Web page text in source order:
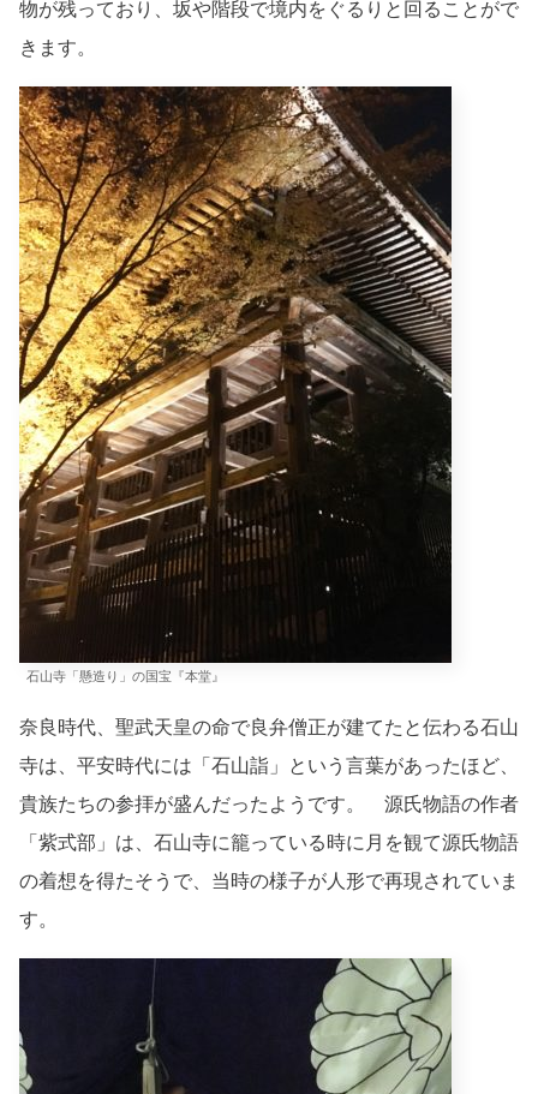
物が残っており、坂や階段で境内をぐるりと回ることがで
きます。
石山寺「懸造り」の国宝『本堂』
奈良時代、聖武天皇の命で良弁僧正が建てたと伝わる石山
寺は、平安時代には「石山詣」という言葉があったほど、
貴族たちの参拝が盛んだったようです。 源氏物語の作者
「紫式部」は、石山寺に籠っている時に月を観て源氏物語
の着想を得たそうで、当時の様子が人形で再現されていま
す。